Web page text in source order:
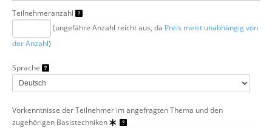
Teilnehmeranzahl
(ungefähre Anzahl reicht aus, da Preis meist unabhängig von
der Anzahl)
Sprache
Vorkenntnisse der Teilnehmer im angefragten Thema und den
zugehörigen Basistechniken